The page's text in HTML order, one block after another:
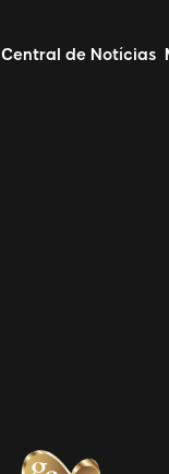
Central de Notícias